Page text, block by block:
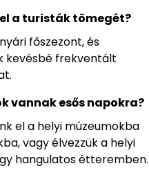
a turisták tömegét?
főszezont, és
kevésbé frekventált
vannak esős napokra?
el a helyi múzeumokba
vagy élvezzük a helyi
hangulatos étteremben.